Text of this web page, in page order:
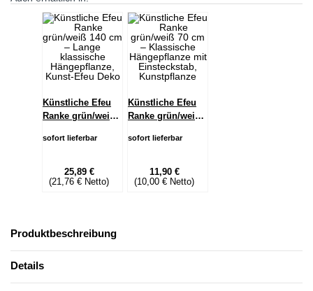
Künstliche Efeu
Ranke grün/weiß
klassische
Kunst-Efeu Deko
sofort lieferbar
25,89 €
(21,76 € Netto)
Künstliche Efeu
Ranke grün/weiß
Klassische
Einsteckstab,
Kunstpflanze
sofort lieferbar
11,90 €
(10,00 € Netto)
Produktbeschreibung
Details